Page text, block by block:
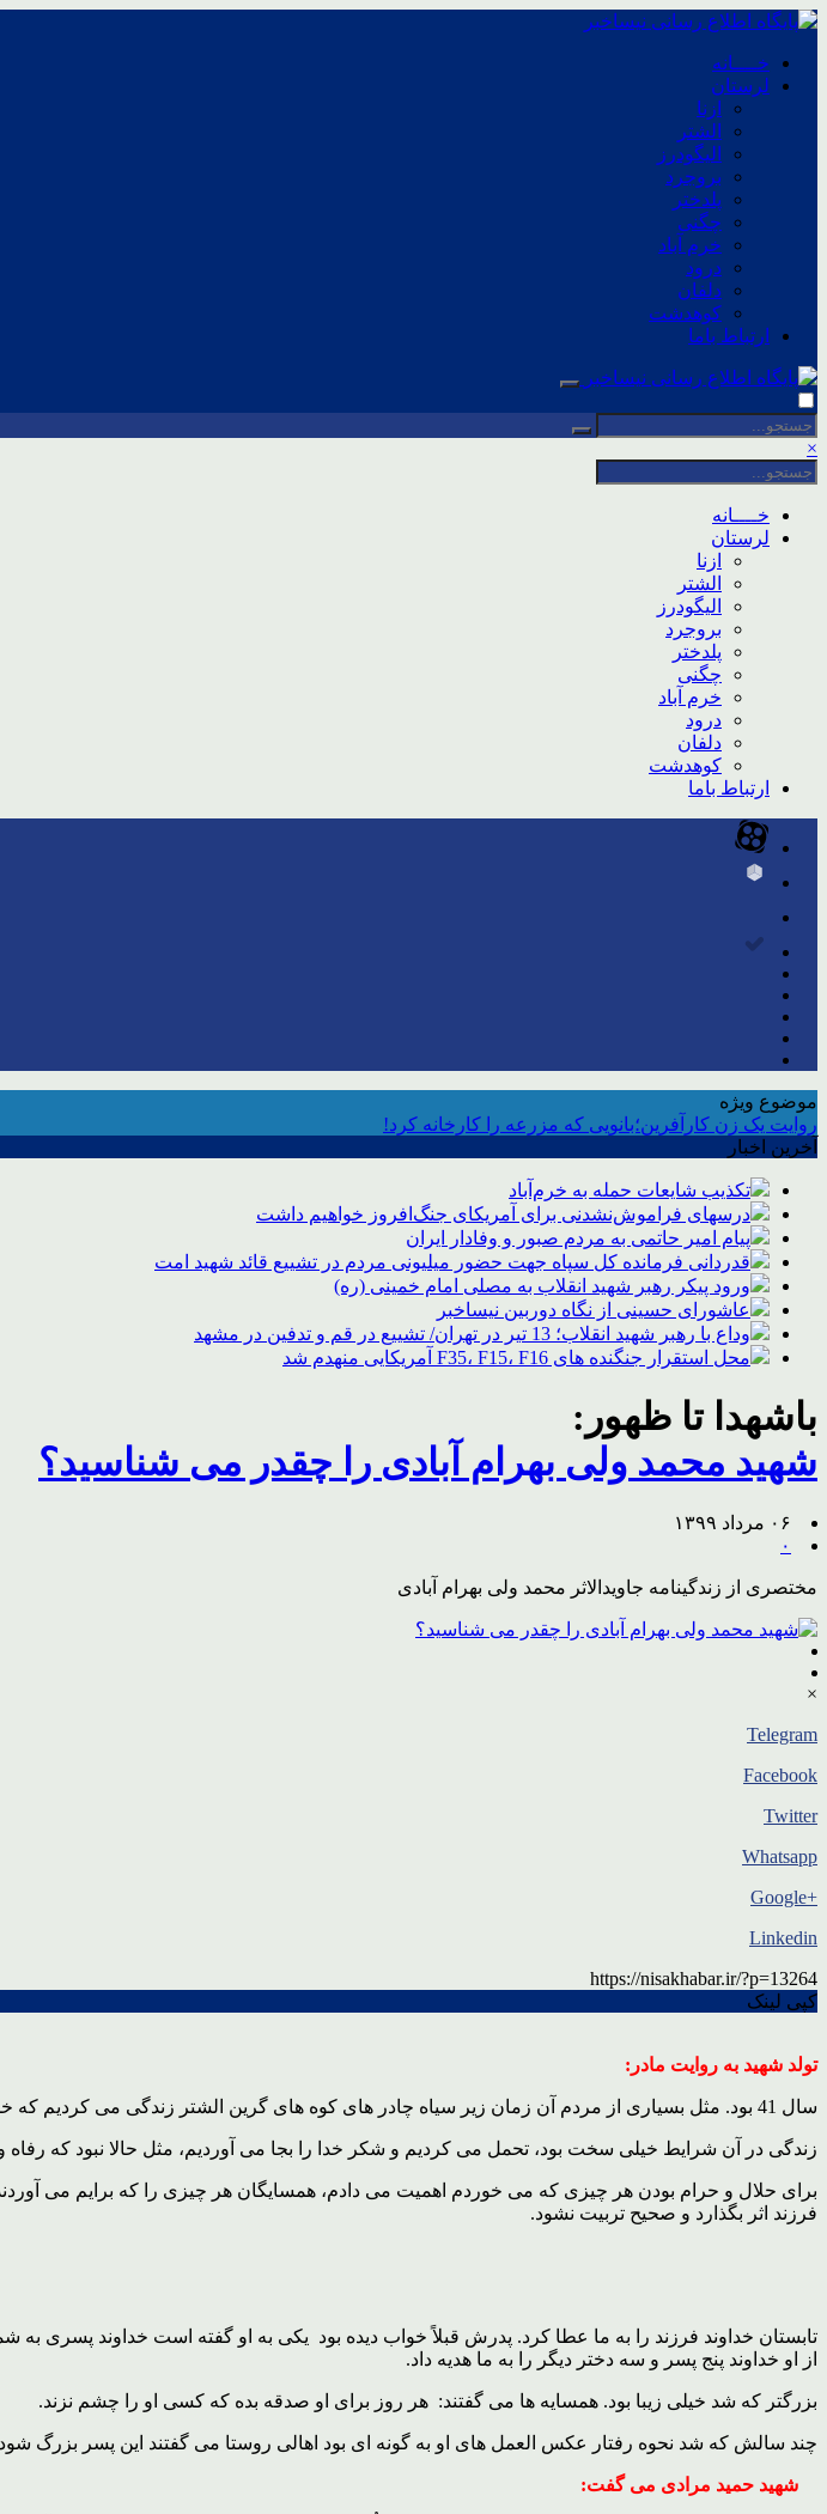
خــــانه
لرستان
ازنا
الشتر
الیگودرز
بروجرد
پلدختر
چگنی
خرم آباد
درود
دلفان
کوهدشت
ارتباط باما
×
خــــانه
لرستان
ازنا
الشتر
الیگودرز
بروجرد
پلدختر
چگنی
خرم آباد
درود
دلفان
کوهدشت
ارتباط باما
موضوع ویژه
روایت یک زن کارآفرین؛بانویی که مزرعه را کارخانه کرد!
آخرین اخبار
تکذیب شایعات حمله به خرم‌آباد
درسهای فراموش‌نشدنی برای آمریکای جنگ‌افروز خواهیم داشت
پیام امیر حاتمی به مردم صبور و وفادار ایران
قدردانی فرمانده کل سپاه جهت حضور میلیونی مردم در تشییع قائد شهید امت
ورود پیکر رهبر شهید انقلاب به مصلی امام خمینی (ره)
عاشورای حسینی از نگاه دوربین نیساخبر
وداع با رهبر شهید انقلاب؛ 13 تیر در تهران/ تشییع در قم و تدفین در مشهد
محل استقرار جنگنده های F35، F15، F16 آمریکایی منهدم شد
باشهدا تا ظهور:
شهید محمد ولی بهرام آبادی را چقدر می شناسید؟
۰۶ مرداد ۱۳۹۹
۰
مختصری از زندگینامه جاویدالاثر محمد ولی بهرام آبادی
×
Telegram
Facebook
Twitter
Whatsapp
+Google
Linkedin
https://nisakhabar.ir/?p=13264
کپی لینک
تولد شهید به روایت مادر:
سال 41 بود. مثل بسیاری از مردم آن زمان زیر سیاه چادر های کوه های گرین الشتر زندگی می کردیم که خداوند سه ماه دیگر اولین فرزند را به ما هدیه می داد.
زندگی در آن شرایط خیلی سخت بود، تحمل می کردیم و شکر خدا را بجا می آوردیم، مثل حالا نبود که رفاه
برای حلال و حرام بودن هر چیزی که می خوردم اهمیت می دادم، همسایگان هر چیزی را که برایم می
فرزند اثر بگذارد و صحیح تربیت نشود.
تابستان خداوند فرزند را به ما عطا کرد. پدرش قبلاً خواب دیده بود یکی به او گفته است خداوند پسری
از او خداوند پنج پسر و سه دختر دیگر را به ما هدیه داد.
بزرگتر که شد خیلی زیبا بود. همسایه ها می گفتند: هر روز برای او صدقه بده که کسی او را چشم نزند.
چند سالش که شد نحوه رفتار عکس العمل های او به گونه ای بود اهالی روستا می گفتند این پسر بزرگ شود
شهید حمید مرادی می گفت: